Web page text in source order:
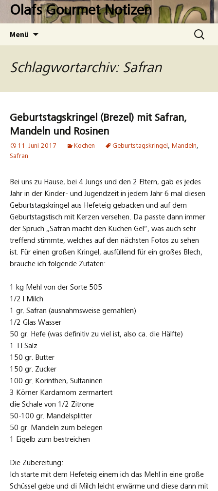
Zum
InhaltOlafs Gourmet Notizen
Menü
Suchen
nach:
Schlagwortarchiv: Safran
Geburtstagskringel (Brezel) mit Safran,
Mandeln und Rosinen
11. Juni 2017 Kochen Geburtstagskringel, Mandeln,
Safran
Bei uns zu Hause, bei 4 Jungs und den 2 Eltern, gab es jedes
Jahr in der Kinder- und Jugendzeit in jedem Jahr 6 mal diesen
Geburtstagskringel aus Hefeteig gebacken und auf dem
Geburtstagstisch mit Kerzen versehen. Da passte dann immer
der Spruch „Safran macht den Kuchen Gel“, was auch sehr
treffend stimmte, welches auf den nächsten Fotos zu sehen
ist. Für einen großen Kringel, ausfüllend für ein großes Blech,
brauche ich folgende Zutaten:
1 kg Mehl von der Sorte 505
1/2 l Milch
1 gr. Safran (ausnahmsweise gemahlen)
1/2 Glas Wasser
50 gr. Hefe (was definitiv zu viel ist, also ca. die Hälfte)
1 Tl Salz
150 gr. Butter
150 gr. Zucker
100 gr. Korinthen, Sultaninen
3 Körner Kardamom zermartert
die Schale von 1/2 Zitrone
50-100 gr. Mandelsplitter
50 gr. Mandeln zum belegen
1 Eigelb zum bestreichen
Die Zubereitung:
Ich starte mit dem Hefeteig einem ich das Mehl in eine große
Schüssel gebe und di Milch leicht erwärme und diese dann mit